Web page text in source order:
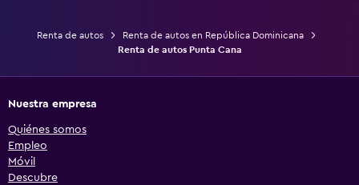
Renta de autos
Renta de autos en República Dominicana
Renta de autos Punta Cana
Nuestra empresa
Quiénes somos
Empleo
Móvil
Descubre